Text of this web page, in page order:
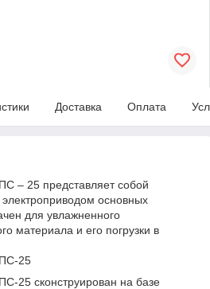
Доставка Оплата
– 25 представляет собой
основных
для увлажненного
материала и его погрузки в
25
25 сконструирован на базе